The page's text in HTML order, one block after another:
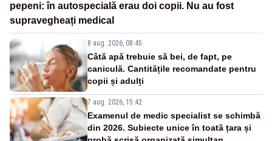
pepeni: în autospecială erau doi copii. Nu au fost
supravegheați medical
8 aug. 2026, 08:45
Câtă apă trebuie să bei, de fapt, pe
caniculă. Cantitățile recomandate pentru
copii și adulți
7 aug. 2026, 15:42
Examenul de medic specialist se schimbă
din 2026. Subiecte unice în toată țara și